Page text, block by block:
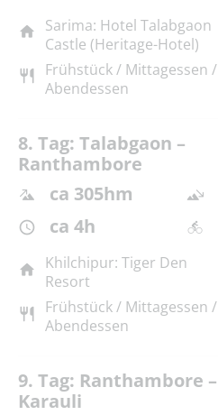
Sarima: Hotel Talabgaon
Castle (Heritage-Hotel)
Frühstück / Mittagessen /
Abendessen
8. Tag: Talabgaon –
Ranthambore
ca 305hm
ca 4h
Khilchipur: Tiger Den
Resort
Frühstück / Mittagessen /
Abendessen
9. Tag: Ranthambore –
Karauli